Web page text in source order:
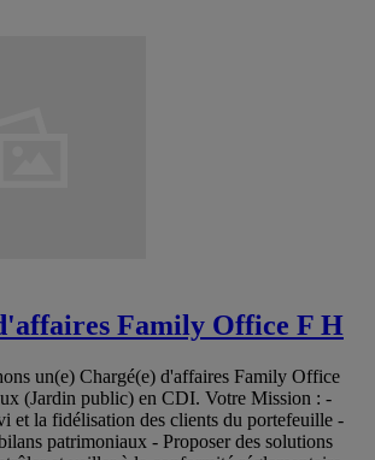
Family Office F H
un(e) Chargé(e) d'affaires Family Office
(Jardin public) en CDI. Votre Mission : -
et la fidélisation des clients du portefeuille -
patrimoniaux - Proposer des solutions